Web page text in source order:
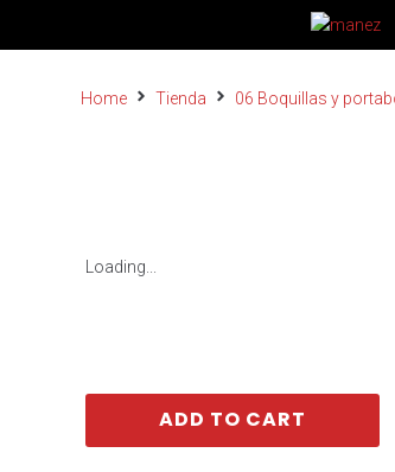
Home Tienda 06 Boquillas y
Loading...
ADD TO CART